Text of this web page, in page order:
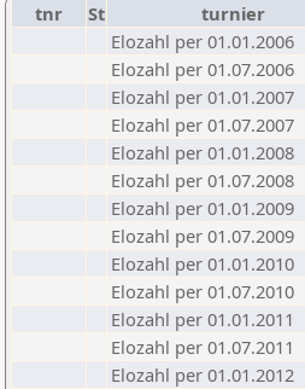
tnr St turnier
Elozahl per 01.01.2006
Elozahl per 01.07.2006
Elozahl per 01.01.2007
Elozahl per 01.07.2007
Elozahl per 01.01.2008
Elozahl per 01.07.2008
Elozahl per 01.01.2009
Elozahl per 01.07.2009
Elozahl per 01.01.2010
Elozahl per 01.07.2010
Elozahl per 01.01.2011
Elozahl per 01.07.2011
Elozahl per 01.01.2012